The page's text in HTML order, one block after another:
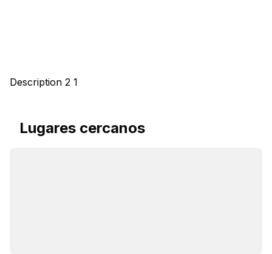
Description 2 1
Lugares cercanos